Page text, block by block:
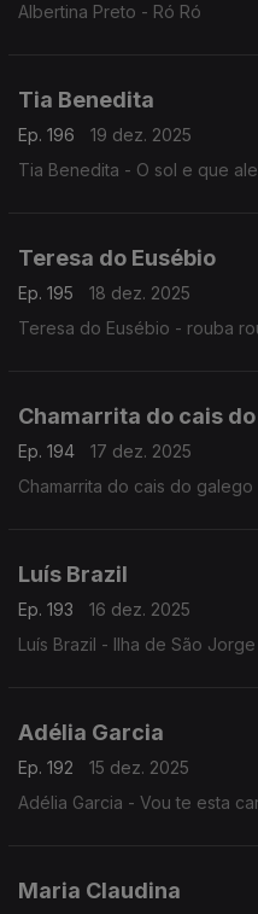
Albertina Preto - Ró Ró
Tia Benedita
Ep. 196
19 dez. 2025
Tia Benedita - O sol e que
Teresa do Eusébio
Ep. 195
18 dez. 2025
Teresa do Eusébio - rouba
Chamarrita do cais
Ep. 194
17 dez. 2025
Chamarrita do cais do galego
Luís Brazil
Ep. 193
16 dez. 2025
Luís Brazil - Ilha de São Jorge
Adélia Garcia
Ep. 192
15 dez. 2025
Adélia Garcia - Vou te esta
Maria Claudina